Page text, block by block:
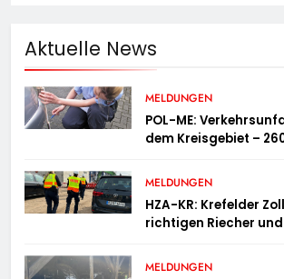
Aktuelle News
MELDUNGEN
POL-ME:
dem Kreisgebiet –
MELDUNGEN
HZA-KR: Krefelder
richtigen Riecher
MELDUNGEN